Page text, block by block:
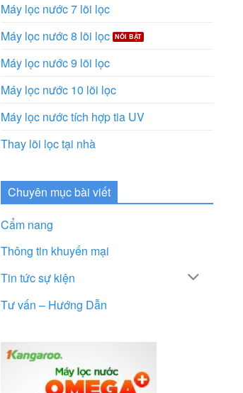
Máy lọc nước 7 lõi lọc
Máy lọc nước 8 lõi lọc
Máy lọc nước 9 lõi lọc
Máy lọc nước 10 lõi lọc
Máy lọc nước tích hợp tia UV
Thay lõi lọc tại nhà
Chuyên mục bài viết
Cẩm nang
Thông tin khuyến mại
Tin tức sự kiện
Tư vấn – Hướng Dẫn